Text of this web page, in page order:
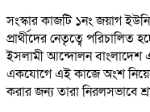
সংস্কার কাজটি ১নং জয়াগ
প্রার্থীদের নেতৃত্বে
ইসলামী আন্দোলন বাংলাদেশ
একযোগে এই কাজে অংশ
করার জন্য তারা নিরলসভাবে